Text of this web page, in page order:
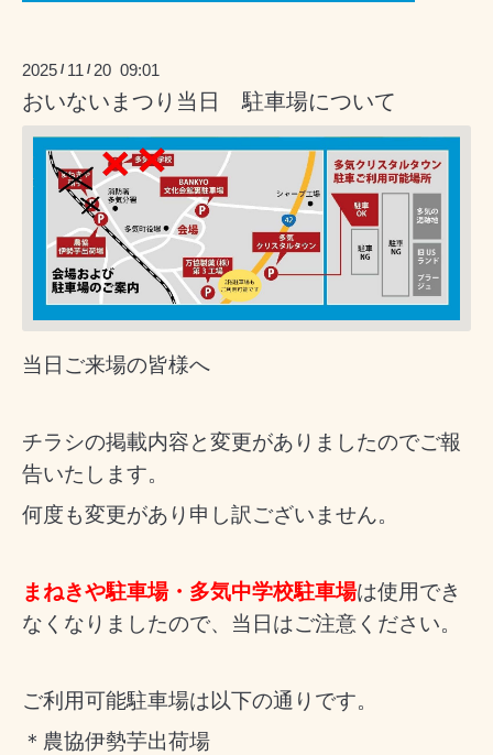
2025 / 11 / 20 09:01
おいないまつり当日 駐車場について
当日ご来場の皆様へ
チラシの掲載内容と変更がありましたのでご報
告いたします。
何度も変更があり申し訳ございません。
まねきや駐車場・多気中学校駐車場は使用でき
なくなりましたので、当日はご注意ください。
ご利用可能駐車場は以下の通りです。
＊農協伊勢芋出荷場